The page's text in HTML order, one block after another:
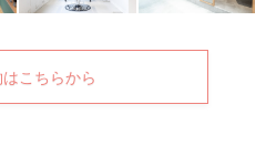
こちらから